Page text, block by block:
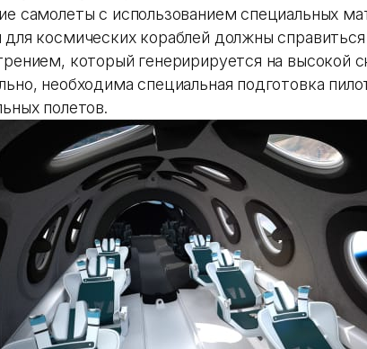
самолеты с использованием специальных
космических кораблей должны
который генеририруется на высокой
необходима специальная подготовка
полетов.